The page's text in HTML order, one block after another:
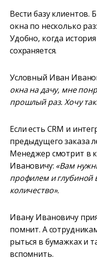
Вести базу клиентов.
окна по несколько
Удобно, когда
сохраняется.
Условный Иван
окна на дачу, мне
прошлый раз. Хочу
Если есть CRM и
предыдущего заказа
Менеджер смотрит в
Ивановичу: «Вам
профилем и глубиной
количество».
Ивану Ивановичу
помнит. А
рыться в бумажках и
вспомнить.